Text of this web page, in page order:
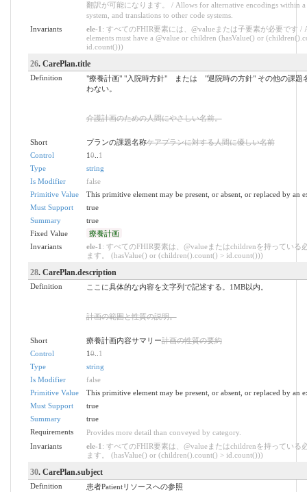
翻訳が可能になります。 / Allows for alternative encodings within a
system, and translations to other code systems.
Invariants
ele-1 : すべてのFHIR要素には、@valueまたは子要素が必要です /
elements must have a @value or children (hasValue() or
id.count()))
26. CarePlan.title
Definition
"療養計画" "入院時方針" または "退院時の方針" その他の課題
わない。
介護計画のための人間にやさしい名前。
Short プランの課題名称ケアプランに対する人間に優しい名前
Control
10.. 1
Type
string
Is Modifier
false
Primitive Value
This primitive element may be present, or absent, or replaced by an
Must Support
true
Summary
true
Fixed Value
療養計画
Invariants ele-1 : すべてのFHIR要素は、@valueまたはchildrenを持っている
ます。 (hasValue() or (children().count() > id.count()))
28. CarePlan.description
Definition ここに具体的な内容を文字列で記述する。1MB以内。
計画の範囲と性質の説明。
Short 療養計画内容サマリー計画の性質の要約
Control
10.. 1
Type
string
Is Modifier
false
Primitive Value
This primitive element may be present, or absent, or replaced by an
Must Support
true
Summary
true
Requirements
Provides more detail than conveyed by category.
Invariants
ele-1 : すべてのFHIR要素は、@valueまたはchildrenを持っている
ます。 (hasValue() or (children().count() > id.count()))
30. CarePlan.subject
Definition 患者Patientリソースへの参照